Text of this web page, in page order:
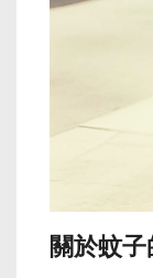
關於蚊